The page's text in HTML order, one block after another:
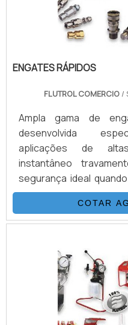
esteja adequ.
ENGATES RÁPIDOS
FLUTROL COMERCIO /
Ampla gama de
desenvolvida
aplicações de
instantâneo
segurança ideal
bomba com força
equipamentos de
torque,
Engates rápidos para
correto certamente é o
sua baixa contaminação
atóxicoINFORMAÇÕES
DESTAC.
COTAR